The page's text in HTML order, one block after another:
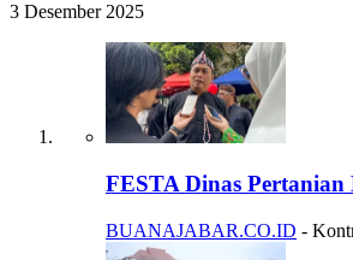
3 Desember 2025
FESTA Dinas
BUANAJABAR.CO.ID -